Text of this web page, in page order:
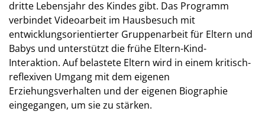
dritte Lebensjahr des Kindes gibt. Das Programm
verbindet Videoarbeit im Hausbesuch mit
entwicklungsorientierter Gruppenarbeit für Eltern und
Babys und unterstützt die frühe Eltern-Kind-
Interaktion. Auf belastete Eltern wird in einem kritisch-
reflexiven Umgang mit dem eigenen
Erziehungsverhalten und der eigenen Biographie
eingegangen, um sie zu stärken.